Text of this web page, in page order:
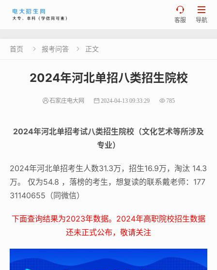

导航

客服
首页  报考问答  正文
2024年河北单招八类招生院校
石家庄电大网 2024-04-13 09:33:29 785
2024年河北单招考试八类招生院校（文化艺术等所涉及
专业）
2024年河北单招考生人数31.3万，招生16.9万，淘汰 14.3
万。 仅为54.8 ，落榜的考生，想复读的联系戴老师：177
31140655（同微信）
下面查询结果为2023年数据。2024年高职院校招生数据
还未正式公布，敬请关注